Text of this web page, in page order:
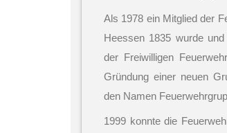
Als 1978 ein Mitglied der
Heessen 1835 wurde
der Freiwilligen
Gründung einer neuen
den Namen
1999 konnte die